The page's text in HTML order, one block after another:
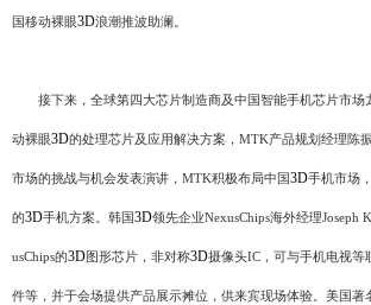
国移动裸眼3D浪潮推波助澜。
接下来，全球第四大芯片制造商及中国智能手机芯片市
动裸眼3D的处理芯片及应用解决方案，MTK产品规划经理陈
市场的挑战与机会发表演讲，MTK积极布局中国3D手机市场
的3D手机方案。韩国3D领先企业NexusChips海外经理Joseph
usChips的3D图形芯片，非对称3D摄像头IC，可与手机电视等
件等，并于会场提供产品展示摊位，供来宾现场体验。美国著